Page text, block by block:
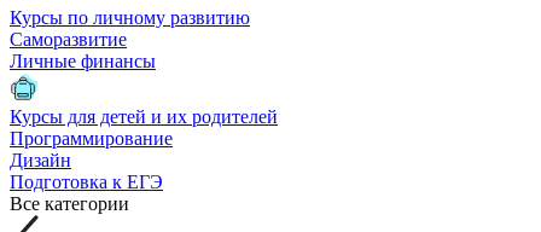
Курсы по личному развитию
Саморазвитие
Личные финансы
Курсы для детей и их родителей
Программирование
Дизайн
Подготовка к ЕГЭ
Все категории